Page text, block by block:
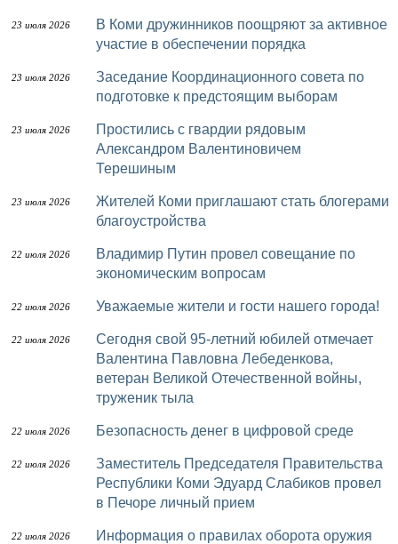
23 июля 2026
В Коми дружинников поощряют за активное
участие в обеспечении порядка
23 июля 2026
Заседание Координационного совета по
подготовке к предстоящим выборам
23 июля 2026
Простились с гвардии рядовым
Александром Валентиновичем
Терешиным
23 июля 2026
Жителей Коми приглашают стать блогерами
благоустройства
22 июля 2026
Владимир Путин провел совещание по
экономическим вопросам
22 июля 2026 Уважаемые жители и гости нашего города!
22 июля 2026
Сегодня свой 95-летний юбилей отмечает
Валентина Павловна Лебеденкова,
ветеран Великой Отечественной войны,
труженик тыла
22 июля 2026 Безопасность денег в цифровой среде
22 июля 2026
Заместитель Председателя Правительства
Республики Коми Эдуард Слабиков провел
в Печоре личный прием
22 июля 2026 Информация о правилах оборота оружия